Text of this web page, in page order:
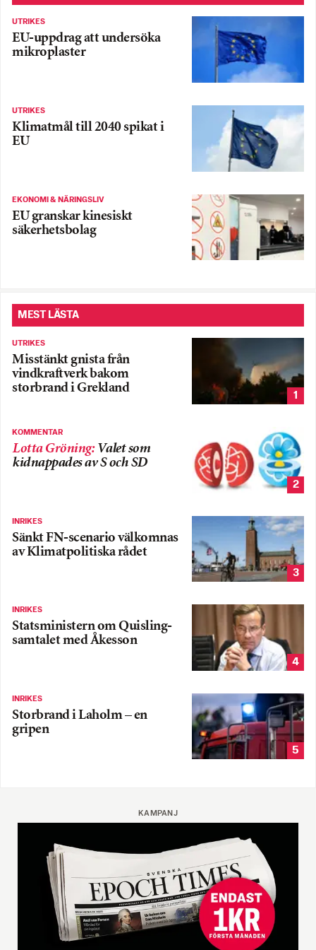
UTRIKES
EU-uppdrag att undersöka
mikroplaster
UTRIKES
Klimatmål till 2040 spikat i
EU
EKONOMI & NÄRINGSLIV
EU granskar kinesiskt
säkerhetsbolag
MEST LÄSTA
UTRIKES
Misstänkt gnista från
vindkraftverk bakom
storbrand i Grekland
1
KOMMENTAR
Lotta Gröning: Valet som
kidnappades av S och SD
2
INRIKES
Sänkt FN-scenario välkomnas
av Klimatpolitiska rådet
3
INRIKES
Statsministern om Quisling-
samtalet med Åkesson
4
INRIKES
Storbrand i Laholm – en
gripen
5
KAMPANJ